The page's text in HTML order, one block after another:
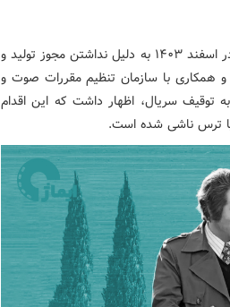
سریال «تاسیان» به کارگردانی تینا پاکروان، پس از پخش سه قسمت، در اسفند ۱۴۰۳ به دلیل نداشتن مجوز تولید و
همکاری با سازمان تنظیم مقررات صوت و
توقیف سریال، اظهار داشت که این اقدام
ترس ناشی شده است.